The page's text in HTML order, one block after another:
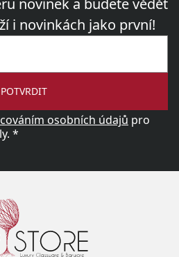
novinek a budete vědět
i novinkách jako první!
POTVRDIT
osobních údajů pro
*